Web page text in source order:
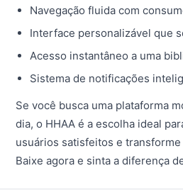
Navegação fluida com
Interface personalizável que
Acesso instantâneo a uma
Sistema de notificações
Se você busca uma plataforma
dia, o HHAA é a escolha ideal
usuários satisfeitos e
Baixe agora e sinta a diferença